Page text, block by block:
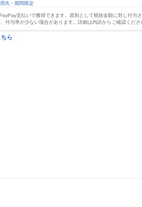
先・期間限定
支払いで獲得できます。原則として税抜金額に対し付与
付与率が少ない場合があります。詳細は内訳からご確認くださ
ら